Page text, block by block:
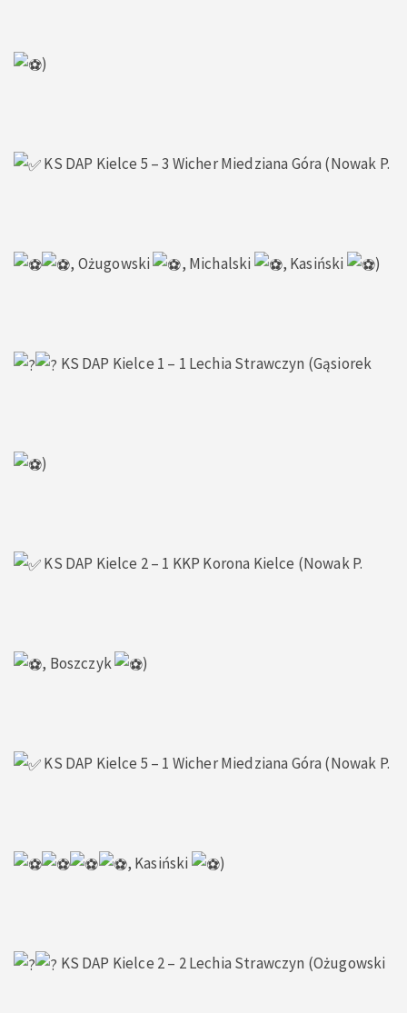
)
KS DAP Kielce 5 – 3 Wicher Miedziana Góra (Nowak P.
, Ożugowski , Michalski , Kasiński )
KS DAP Kielce 1 – 1 Lechia Strawczyn (Gąsiorek
)
KS DAP Kielce 2 – 1 KKP Korona Kielce (Nowak P.
, Boszczyk )
KS DAP Kielce 5 – 1 Wicher Miedziana Góra (Nowak P.
, Kasiński )
KS DAP Kielce 2 – 2 Lechia Strawczyn (Ożugowski